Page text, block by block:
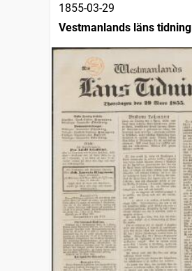
1855-03-29
Vestmanlands läns tidning